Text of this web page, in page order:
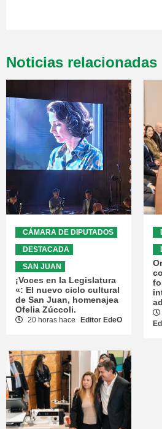
Noticias relacionadas
CÁMARA DE DIPUTADOS
DESTACADA
SAN JUAN
¡Voces en la Legislatura
«: El nuevo ciclo cultural
de San Juan, homenajea
Ofelia Zúccoli.
20 horas hace Editor EdeO